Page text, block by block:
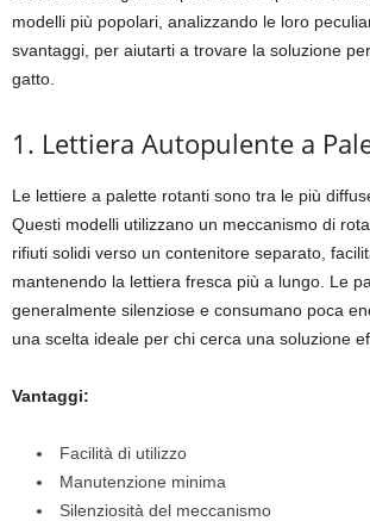
modelli più popolari, analizzando le loro
svantaggi, per aiutarti a trovare la soluzione
gatto.
1. Lettiera Autopulente a
Le lettiere a palette rotanti sono tra le più
Questi modelli utilizzano un meccanismo di
rifiuti solidi verso un contenitore separato,
mantenendo la lettiera fresca più a lungo. Le
generalmente silenziose e consumano poca
una scelta ideale per chi cerca una soluzione
Vantaggi:
Facilità di utilizzo
Manutenzione minima
Silenziosità del meccanismo